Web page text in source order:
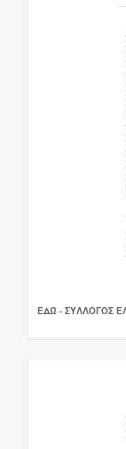
ΕΔΏ - ΣΎΛΛΟΓΟΣ